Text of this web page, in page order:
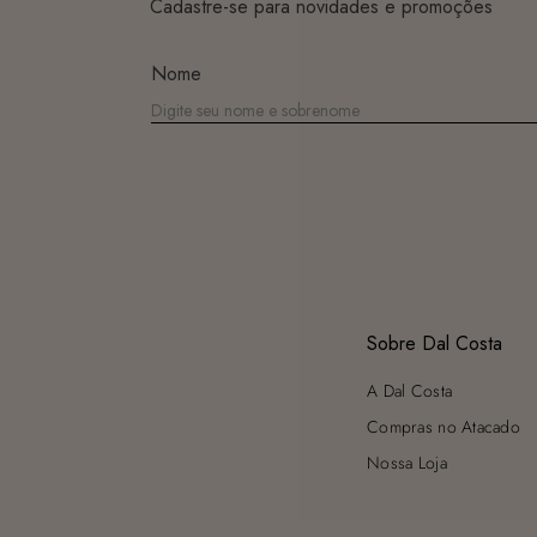
Cadastre-se para novidades e promoções
Nome
Sobre Dal Costa
A Dal Costa
Compras no Atacado
Nossa Loja